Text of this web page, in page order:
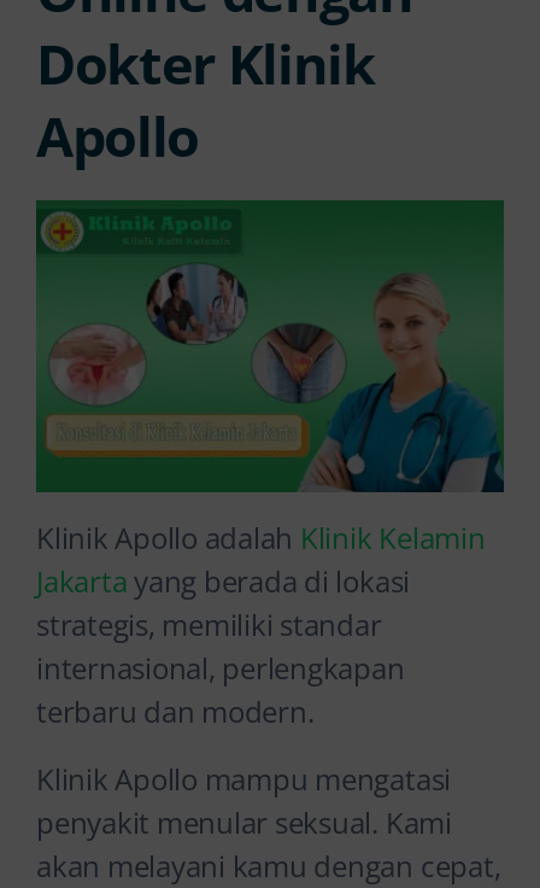
Dokter Klinik
Apollo
Klinik Apollo adalah Klinik Kelamin
Jakartayang berada di lokasi
strategis, memiliki standar
internasional, perlengkapan
terbaru dan modern.
Klinik Apollo mampu mengatasi
penyakit menular seksual. Kami
akan melayani kamu dengan cepat,